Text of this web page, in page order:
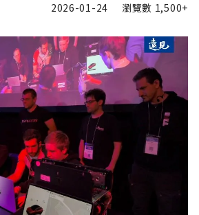
2026-01-24 瀏覽數 1,500+